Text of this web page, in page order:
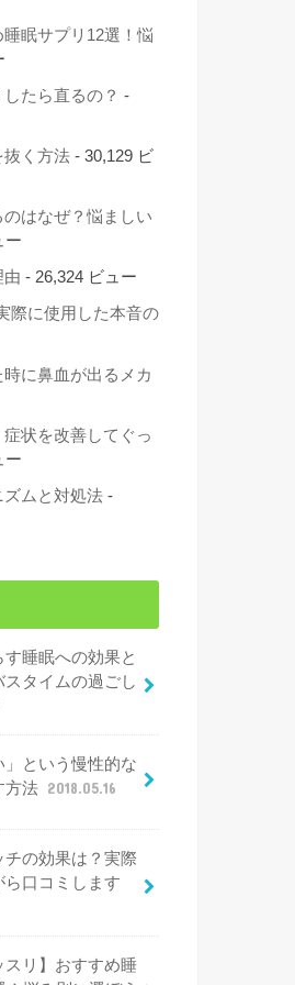
眠サプリ12選！悩
たら直るの？ -
抜く方法 - 30,129 ビ
はなぜ？悩ましい
ー
由 - 26,324 ビュー
際に使用した本音の
に鼻血が出るメカ
状を改善してぐっ
ー
ムと対処法 -
す睡眠への効果と
スタイムの過ごし
」という慢性的な
方法 2018.05.16
チの効果は？実際
ら口コミします
スリ】おすすめ睡